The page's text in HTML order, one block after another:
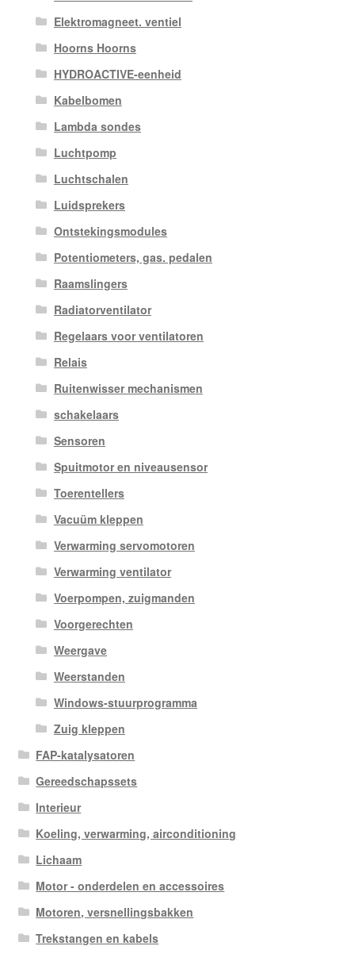
Elektromagneet. ventiel
Hoorns Hoorns
HYDROACTIVE-eenheid
Kabelbomen
Lambda sondes
Luchtpomp
Luchtschalen
Luidsprekers
Ontstekingsmodules
Potentiometers, gas. pedalen
Raamslingers
Radiatorventilator
Regelaars voor ventilatoren
Relais
Ruitenwisser mechanismen
schakelaars
Sensoren
Spuitmotor en niveausensor
Toerentellers
Vacuüm kleppen
Verwarming servomotoren
Verwarming ventilator
Voerpompen, zuigmanden
Voorgerechten
Weergave
Weerstanden
Windows-stuurprogramma
Zuig kleppen
FAP-katalysatoren
Gereedschapssets
Interieur
Koeling, verwarming, airconditioning
Lichaam
Motor - onderdelen en accessoires
Motoren, versnellingsbakken
Trekstangen en kabels